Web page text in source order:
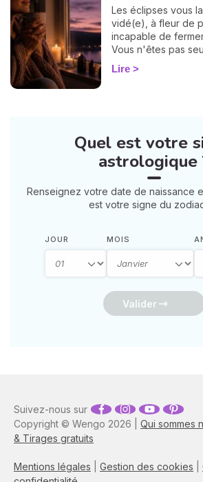
Les éclipses vous
vidé(e), à fleur de
incapable de
Vous n'êtes pas
surtout : ça se
douceur. Voici 7
intérieur. 🛡️🌒
Lire
Quel est votre
astrologique
Renseignez votre date de naissance
est votre signe du
JOUR MOIS
Valider
Copyright © Wengo 2026 | Qui sommes
& Tirages gratuits
Mentions légales Gestion des cookies
Suivez-nous sur